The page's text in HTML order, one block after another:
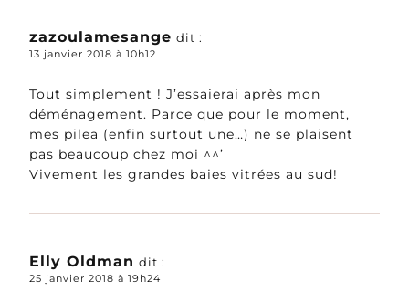
zazoulamesange dit :
13 janvier 2018 à 10h12
Tout simplement ! J’essaierai après mon
déménagement. Parce que pour le moment,
mes pilea (enfin surtout une…) ne se plaisent
pas beaucoup chez moi ^^’
Vivement les grandes baies vitrées au sud!
Elly Oldman dit :
25 janvier 2018 à 19h24